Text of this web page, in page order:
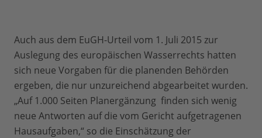
Auch aus dem EuGH-Urteil vom 1. Juli 2015 zur
Auslegung des europäischen Wasserrechts hatten
sich neue Vorgaben für die planenden Behörden
ergeben, die nur unzureichend abgearbeitet wurden.
„Auf 1.000 Seiten Planergänzung finden sich wenig
neue Antworten auf die vom Gericht aufgetragenen
Hausaufgaben,“ so die Einschätzung der